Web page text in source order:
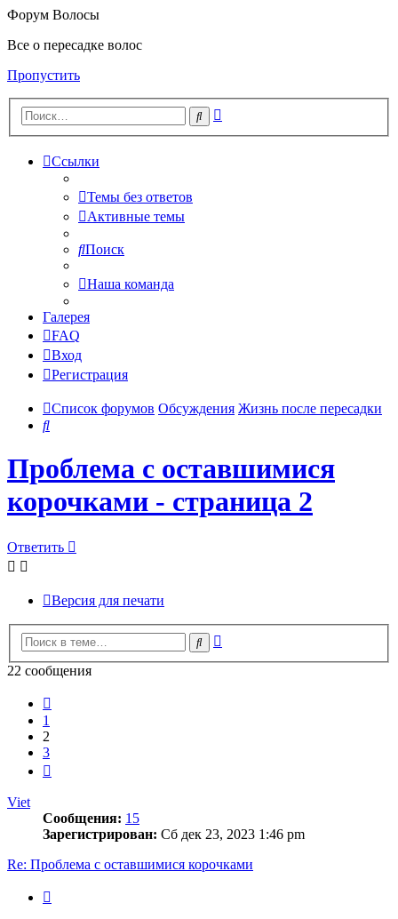
Форум Волосы
Все о пересадке волос
Пропустить
Поиск
Ссылки
Темы без ответов
Активные темы
Поиск
Наша команда
Галерея
FAQ
Вход
Регистрация
Список форумов Обсуждения Жизнь после пересадки
Поиск
Проблема с оставшимися
корочками - страница 2
Ответить
Версия для печати
Поиск
22 сообщения
1
2
3
Viet
Сообщения: 15
Зарегистрирован: Сб дек 23, 2023 1:46 pm
Re: Проблема с оставшимися корочками